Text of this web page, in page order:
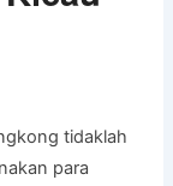
tidaklah
para